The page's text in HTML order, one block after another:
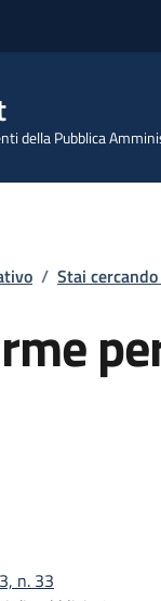
della Pubblica
/ Stai
n. 33